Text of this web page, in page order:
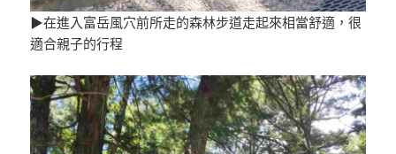
▶在進入富岳風穴前所走的森林步道走起來相當舒適，很
適合親子的行程